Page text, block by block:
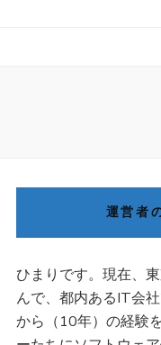
運営者
ひまりです。現在、
んで、都内あるIT会
から（10年）の経験